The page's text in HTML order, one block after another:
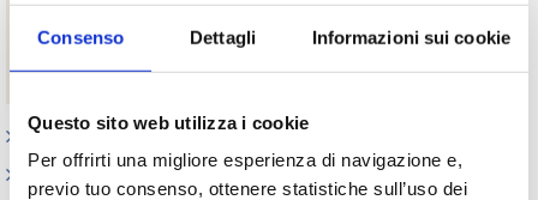
Consenso Dettagli Informazioni sui cookie
Questo sito web utilizza i cookie
Per offrirti una migliore esperienza di navigazione e,
previo tuo consenso, ottenere statistiche sull’uso dei
Download
Beauty Trend Watch - versione completa di novembre
Appuntamenti
Outlook: il nuovo report del Centro Studi